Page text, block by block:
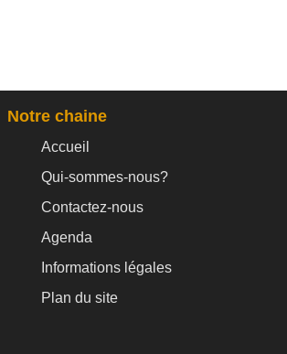
Notre chaine
Accueil
Qui-sommes-nous?
Contactez-nous
Agenda
Informations légales
Plan du site